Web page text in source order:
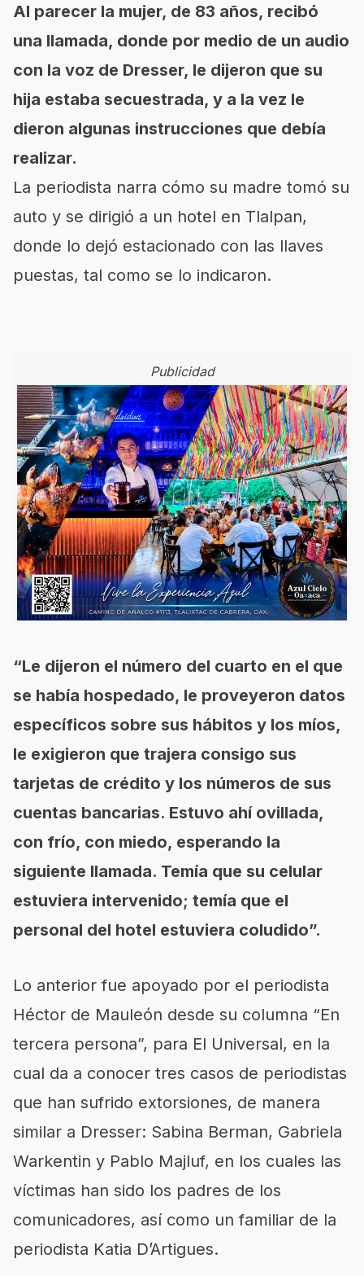
Al parecer la mujer, de 83 años, recibó
una llamada, donde por medio de un audio
con la voz de Dresser, le dijeron que su
hija estaba secuestrada, y a la vez le
dieron algunas instrucciones que debía
realizar.
La periodista narra cómo su madre tomó su
auto y se dirigió a un hotel en Tlalpan,
donde lo dejó estacionado con las llaves
puestas, tal como se lo indicaron.
Publicidad
“Le dijeron el número del cuarto en el que
se había hospedado, le proveyeron datos
específicos sobre sus hábitos y los míos,
le exigieron que trajera consigo sus
tarjetas de crédito y los números de sus
cuentas bancarias. Estuvo ahí ovillada,
con frío, con miedo, esperando la
siguiente llamada. Temía que su celular
estuviera intervenido; temía que el
personal del hotel estuviera coludido”.
Lo anterior fue apoyado por el periodista
Héctor de Mauleón desde su columna “En
tercera persona”, para El Universal, en la
cual da a conocer tres casos de periodistas
que han sufrido extorsiones, de manera
similar a Dresser: Sabina Berman, Gabriela
Warkentin y Pablo Majluf, en los cuales las
víctimas han sido los padres de los
comunicadores, así como un familiar de la
periodista Katia D’Artigues.